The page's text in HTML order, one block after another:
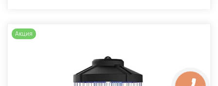
Акция